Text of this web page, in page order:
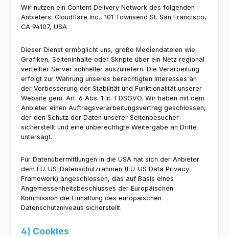
Wir nutzen ein Content Delivery Network des folgenden
Anbieters: Cloudflare Inc., 101 Townsend St. San Francisco,
CA 94107, USA
Dieser Dienst ermöglicht uns, große Mediendateien wie
Grafiken, Seiteninhalte oder Skripte über ein Netz regional
verteilter Server schneller auszuliefern. Die Verarbeitung
erfolgt zur Wahrung unseres berechtigten Interesses an
der Verbesserung der Stabilität und Funktionalität unserer
Website gem. Art. 6 Abs. 1 lit. f DSGVO. Wir haben mit dem
Anbieter einen Auftragsverarbeitungsvertrag geschlossen,
der den Schutz der Daten unserer Seitenbesucher
sicherstellt und eine unberechtigte Weitergabe an Dritte
untersagt.
Für Datenübermittlungen in die USA hat sich der Anbieter
dem EU-US-Datenschutzrahmen (EU-US Data Privacy
Framework) angeschlossen, das auf Basis eines
Angemessenheitsbeschlusses der Europäischen
Kommission die Einhaltung des europäischen
Datenschutzniveaus sicherstellt.
4) Cookies